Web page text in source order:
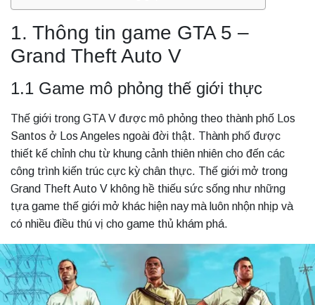
1. Thông tin game GTA 5 –
Grand Theft Auto V
1.1 Game mô phỏng thế giới thực
Thế giới trong GTA V được mô phỏng theo thành phố Los
Santos ở Los Angeles ngoài đời thật. Thành phố được
thiết kế chỉnh chu từ khung cảnh thiên nhiên cho đến các
công trình kiến trúc cực kỳ chân thực. Thế giới mở trong
Grand Theft Auto V không hề thiếu sức sống như những
tựa game thế giới mở khác hiện nay mà luôn nhộn nhịp và
có nhiều điều thú vị cho game thủ khám phá.